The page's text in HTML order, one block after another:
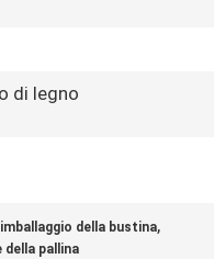
di legno
della bustina,
pallina